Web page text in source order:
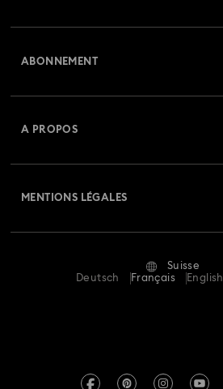
Retours et échanges
Statut de réparation
Contactez-Nous
ABONNEMENT
A PROPOS
MENTIONS LÉGALES
Conditions Générales
Suisse
Deutsch
Français English